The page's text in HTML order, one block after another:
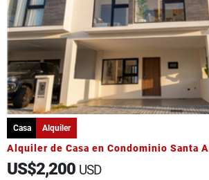
Casa Alquiler
Alquiler de Casa en Condominio Santa
US$2,200 USD